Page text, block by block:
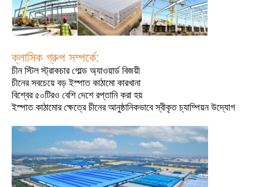
মান নিয়ন্ত্রণ
আমাদের সাথে যোগাযোগ করুন
খবর
সব ক্ষেত্রেই
উদ্ধৃতির জন্য আবেদন
ক্লাসিক গ্রুপ সম্পর্কে:
চীন স্টিল স্ট্রাকচার গোল্ড অ্যাওয়ার্ড বিজয়ী
চীনের সবচেয়ে বড় ইস্পাত কাঠামো কারখানা
বিশ্বের ৫০টিরও বেশি দেশে রপ্তানি করা হয়
ইস্পাত কাঠামোর ক্ষেত্রে চীনের আনুষ্ঠানিকভাবে স্বীকৃত চ্যাম্পিয়ন উদ্যোগ